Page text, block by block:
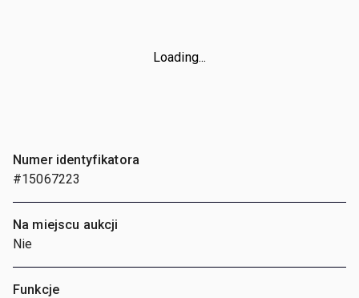
Loading...
Numer identyfikatora
#15067223
Na miejscu aukcji
Nie
Funkcje